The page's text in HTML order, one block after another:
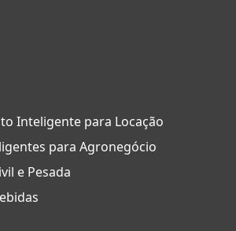
Inteligente para Locação
para Agronegócio
e Pesada